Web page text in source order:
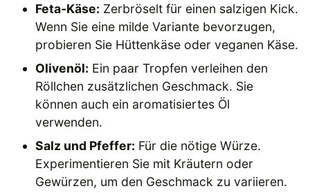
Feta-Käse: Zerbröselt für einen salzigen Kick.
Wenn Sie eine milde Variante bevorzugen,
probieren Sie Hüttenkäse oder veganen Käse.
Olivenöl: Ein paar Tropfen verleihen den
Röllchen zusätzlichen Geschmack. Sie
können auch ein aromatisiertes Öl
verwenden.
Salz und Pfeffer: Für die nötige Würze.
Experimentieren Sie mit Kräutern oder
Gewürzen, um den Geschmack zu variieren.